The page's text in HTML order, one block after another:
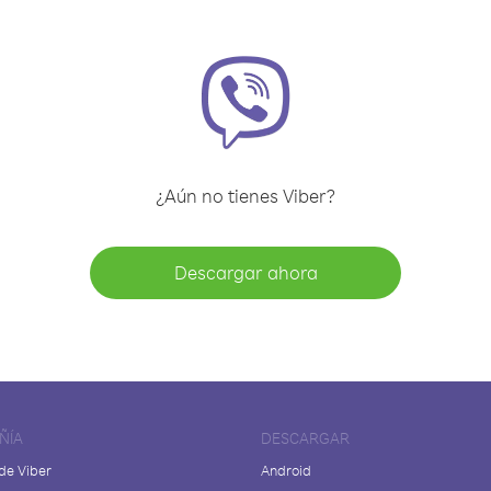
¿Aún no tienes Viber?
Descargar ahora
Viber
DESCARGAR
Android